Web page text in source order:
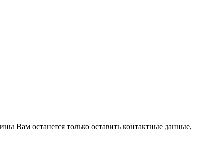
Вам останется только оставить контактные данные,